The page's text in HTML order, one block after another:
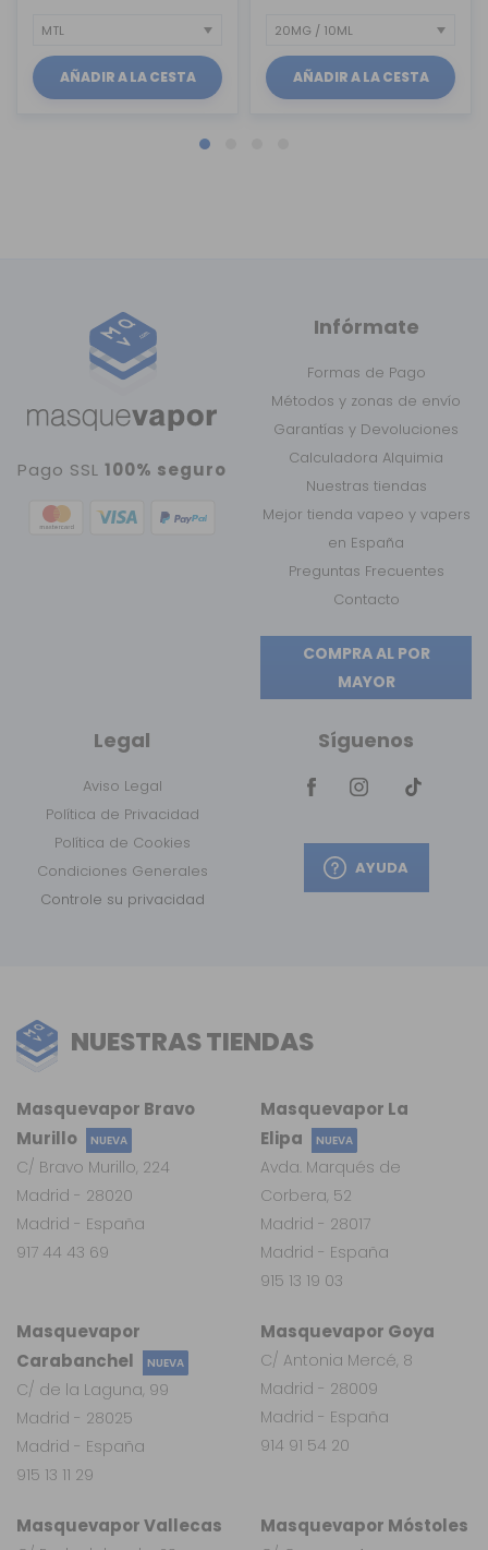
AÑADIR A LA CESTA AÑADIR A LA CESTA
Pago SSL100% seguro
Infórmate
Formas de Pago
Métodos y zonas de envío
Garantías y Devoluciones
Calculadora Alquimia
Nuestras tiendas
Mejor tienda vapeo y vapers
en España
Preguntas Frecuentes
Contacto
COMPRA AL POR
MAYOR
Legal
Aviso Legal
Política de Privacidad
Política de Cookies
Condiciones Generales
Controle su privacidad
Síguenos
AYUDA
NUESTRAS TIENDAS
Masquevapor
Carabanchel
NUEVA
C/ de la Laguna, 99
Madrid - 28025
Madrid - España
915 13 11 29
Masquevapor Vallecas Masquevapor Móstoles
Masquevapor Goya
C/ Antonia Mercé, 8
Madrid - 28009
Madrid - España
914 91 54 20
Masquevapor La
Elipa
NUEVA
Avda. Marqués de
Corbera, 52
Madrid - 28017
Madrid - España
915 13 19 03
Masquevapor Bravo
Murillo
NUEVA
C/ Bravo Murillo, 224
Madrid - 28020
Madrid - España
917 44 43 69